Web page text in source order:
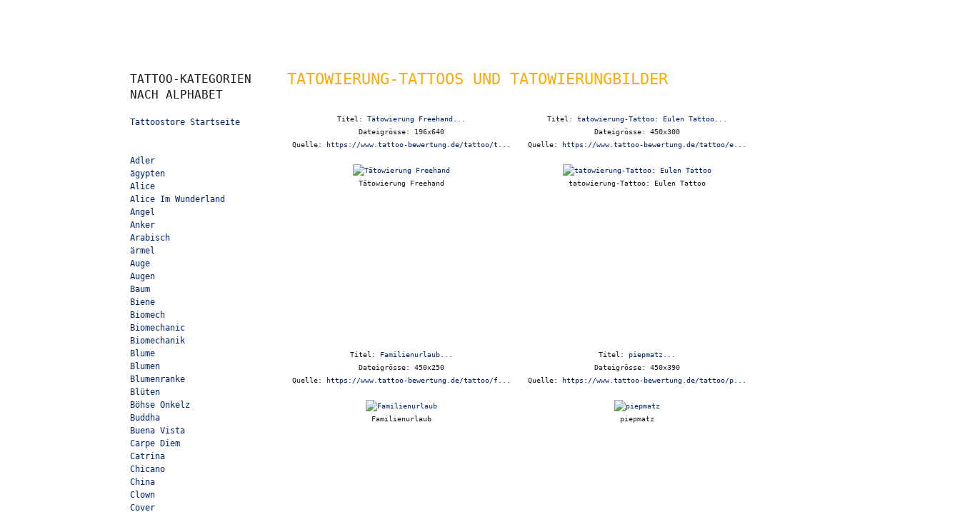
TATTOO-KATEGORIEN
NACH ALPHABET
Tattoostore Startseite
Adler
ägypten
Alice
Alice Im Wunderland
Angel
Anker
Arabisch
ärmel
Auge
Augen
Baum
Biene
Biomech
Biomechanic
Biomechanik
Blume
Blumen
Blumenranke
Blüten
Böhse Onkelz
Buddha
Buena Vista
Carpe Diem
Catrina
Chicano
China
Clown
Cover
TATOWIERUNG-TATTOOS UND TATOWIERUNGBILDER
Titel: Tätowierung Freehand...
Dateigrösse: 196x640
Quelle: https://www.tattoo-bewertung.de/tattoo/t...
Tätowierung Freehand
Titel: tatowierung-Tattoo: Eulen Tattoo...
Dateigrösse: 450x300
Quelle: https://www.tattoo-bewertung.de/tattoo/e...
tatowierung-Tattoo: Eulen Tattoo
Titel: Familienurlaub...
Dateigrösse: 450x250
Quelle: https://www.tattoo-bewertung.de/tattoo/f...
Familienurlaub
Titel: piepmatz...
Dateigrösse: 450x390
Quelle: https://www.tattoo-bewertung.de/tattoo/p...
piepmatz